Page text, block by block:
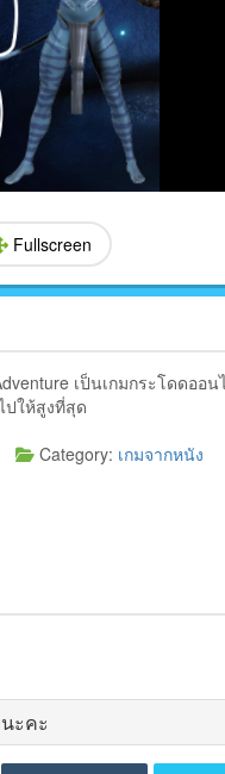
Fullscreen
เป็นเกมกระโดด
ปให้สูงที่สุด
Category: เกมจากหนัง
ะคะ